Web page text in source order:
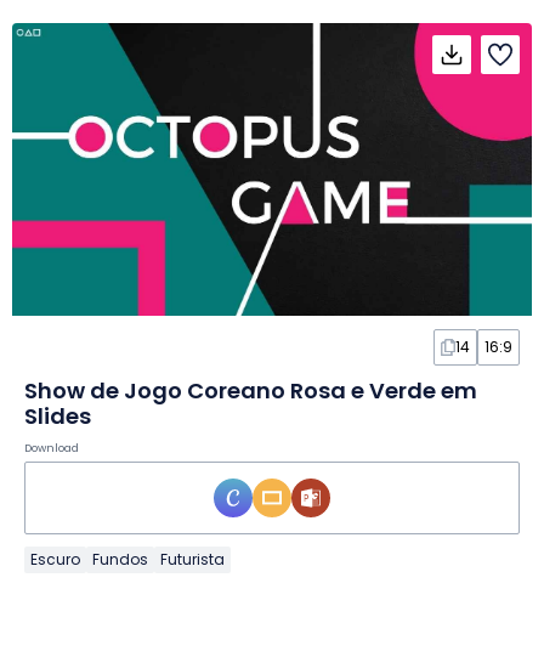
14 16:9
Show de Jogo Coreano Rosa e Verde em
Slides
Download
Escuro Fundos Futurista